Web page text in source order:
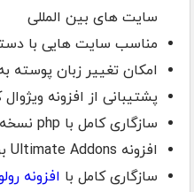
سایت های بین المللی
مناسب سایت هایی با
امکان تغییر زبان پوسته
پشتیبانی از افزونه ویژوال
سازگاری کامل با php نسخه 7
افزونه Ultimate Addons برای ویژوال کامپوزر
سازگاری کامل با افزونه